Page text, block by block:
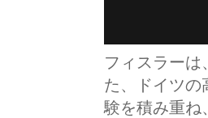
フィスラーは
た、ドイツの
験を積み重ね